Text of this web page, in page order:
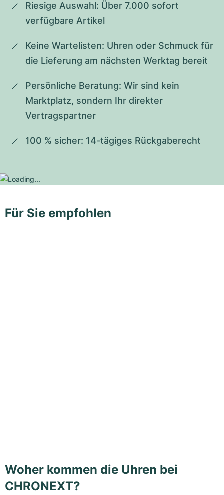
Riesige Auswahl: Über 7.000 sofort
verfügbare Artikel
Keine Wartelisten: Uhren oder Schmuck für
die Lieferung am nächsten Werktag bereit
Persönliche Beratung: Wir sind kein
Marktplatz, sondern Ihr direkter
Vertragspartner
100 % sicher: 14-tägiges Rückgaberecht
Für Sie empfohlen
Woher kommen die Uhren bei
CHRONEXT?